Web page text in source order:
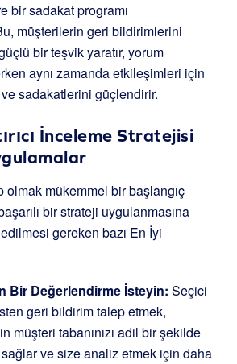
bir sadakat programı
müşterilerin geri bildirimlerini
bir teşvik yaratır, yorum
aynı zamanda etkileşimleri için
sadakatlerini güçlendirir.
İnceleme Stratejisi
olmak mükemmel bir başlangıç
bir strateji uygulanmasına
gereken bazı En İyi
Bir Değerlendirme İsteyin: Seçici
geri bildirim talep etmek,
müşteri tabanınızı adil bir şekilde
ve size analiz etmek için daha